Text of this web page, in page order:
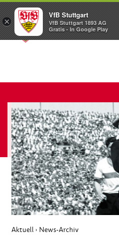
Aktuell › News-Archiv
×
VfB Stuttgart
VfB Stuttgart 1893 AG
Gratis - In Google Play